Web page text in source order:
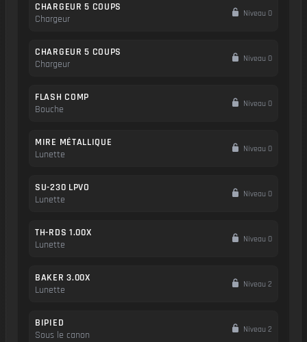
CHARGEUR 5 COUPS
Chargeur
Niveau 0
CHARGEUR 5 COUPS
Chargeur
Niveau 0
FLASH COMP
Bouche
Niveau 0
MIRE MÉTALLIQUE
Lunette
Niveau 0
SU-230 LPVO
Lunette
Niveau 0
TH-RDS 1.00X
Lunette
Niveau 0
BAKER 3.00X
Lunette
Niveau 2
BIPIED
Sous le canon
Niveau 2